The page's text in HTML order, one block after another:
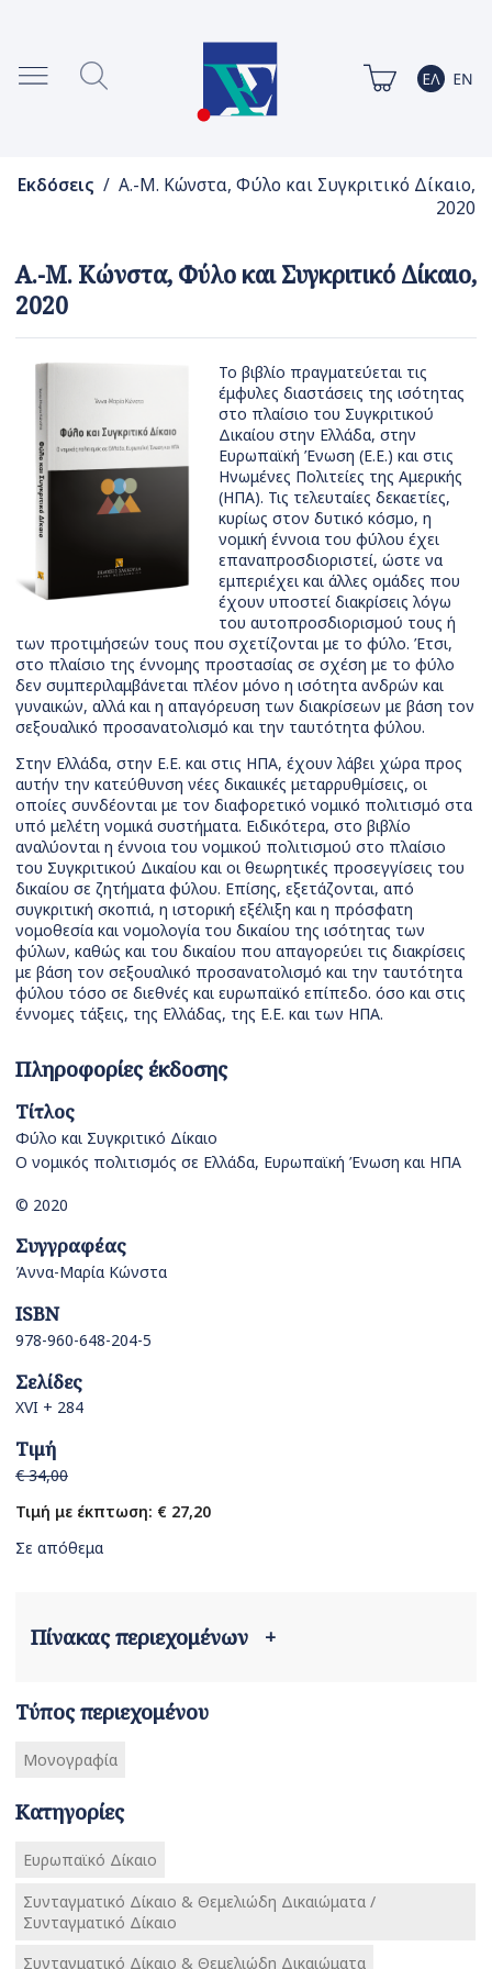
Εκδόσεις / Α.-Μ. Κώνστα, Φύλο και Συγκριτικό Δίκαιο,
2020
Α.-Μ. Κώνστα, Φύλο και Συγκριτικό Δίκαιο,
2020
Το βιβλίο πραγματεύεται τις
έμφυλες διαστάσεις της ισότητας
στο πλαίσιο του Συγκριτικού
Δικαίου στην Ελλάδα, στην
Ευρωπαϊκή Ένωση (Ε.Ε.) και στις
Ηνωμένες Πολιτείες της Αμερικής
(ΗΠΑ). Τις τελευταίες δεκαετίες,
κυρίως στον δυτικό κόσμο, η
νομική έννοια του φύλου έχει
επαναπροσδιοριστεί, ώστε να
εμπεριέχει και άλλες ομάδες που
έχουν υποστεί διακρίσεις λόγω
του αυτοπροσδιορισμού τους ή
των προτιμήσεών τους που σχετίζονται με το φύλο. Έτσι,
στο πλαίσιο της έννομης προστασίας σε σχέση με το φύλο
δεν συμπεριλαμβάνεται πλέον μόνο η ισότητα ανδρών και
γυναικών, αλλά και η απαγόρευση των διακρίσεων με βάση τον
σεξουαλικό προσανατολισμό και την ταυτότητα φύλου.
Στην Ελλάδα, στην Ε.Ε. και στις ΗΠΑ, έχουν λάβει χώρα προς
αυτήν την κατεύθυνση νέες δικαιικές μεταρρυθμίσεις, οι
οποίες συνδέονται με τον διαφορετικό νομικό πολιτισμό στα
υπό μελέτη νομικά συστήματα. Ειδικότερα, στο βιβλίο
αναλύονται η έννοια του νομικού πολιτισμού στο πλαίσιο
του Συγκριτικού Δικαίου και οι θεωρητικές προσεγγίσεις του
δικαίου σε ζητήματα φύλου. Επίσης, εξετάζονται, από
συγκριτική σκοπιά, η ιστορική εξέλιξη και η πρόσφατη
νομοθεσία και νομολογία του δικαίου της ισότητας των
φύλων, καθώς και του δικαίου που απαγορεύει τις διακρίσεις
με βάση τον σεξουαλικό προσανατολισμό και την ταυτότητα
φύλου τόσο σε διεθνές και ευρωπαϊκό επίπεδο. όσο και στις
έννομες τάξεις, της Ελλάδας, της Ε.Ε. και των ΗΠΑ.
Πληροφορίες έκδοσης
Τίτλος
Φύλο και Συγκριτικό Δίκαιο
Ο νομικός πολιτισμός σε Ελλάδα, Ευρωπαϊκή Ένωση και ΗΠΑ
© 2020
Συγγραφέας
Άννα-Μαρία Κώνστα
ISBN
978-960-648-204-5
Σελίδες
XVI + 284
Τιμή
€ 34,00
Τιμή με έκπτωση: € 27,20
Σε απόθεμα
Πίνακας περιεχομένων +
Τύπος περιεχομένου
Μονογραφία
Κατηγορίες
Ευρωπαϊκό Δίκαιο
Συνταγματικό Δίκαιο & Θεμελιώδη Δικαιώματα /
Συνταγματικό Δίκαιο
Συνταγματικό Δίκαιο & Θεμελιώδη Δικαιώματα